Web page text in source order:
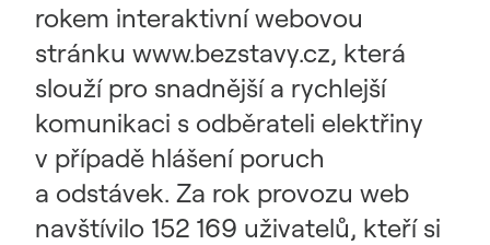
rokem interaktivní webovou
stránku www.bezstavy.cz, která
slouží pro snadnější a rychlejší
komunikaci s odběrateli elektřiny
v případě hlášení poruch
a odstávek. Za rok provozu web
navštívilo 152 169 uživatelů, kteří si